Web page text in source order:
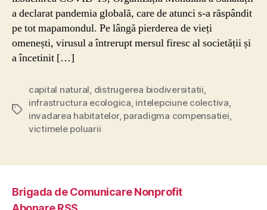
a declarat pandemia globală, care de atunci s-a răspândit
pe tot mapamondul. Pe lângă pierderea de vieți
omenești, virusul a întrerupt mersul firesc al societății și
a încetinit […]
Etichete
capital natural distrugerea biodiversitatii
infrastructura ecologica intelepciune colectiva
invadarea habitatelor, paradigma compensatiei
victimele poluarii
Brigada de Comunicare Nonprofit